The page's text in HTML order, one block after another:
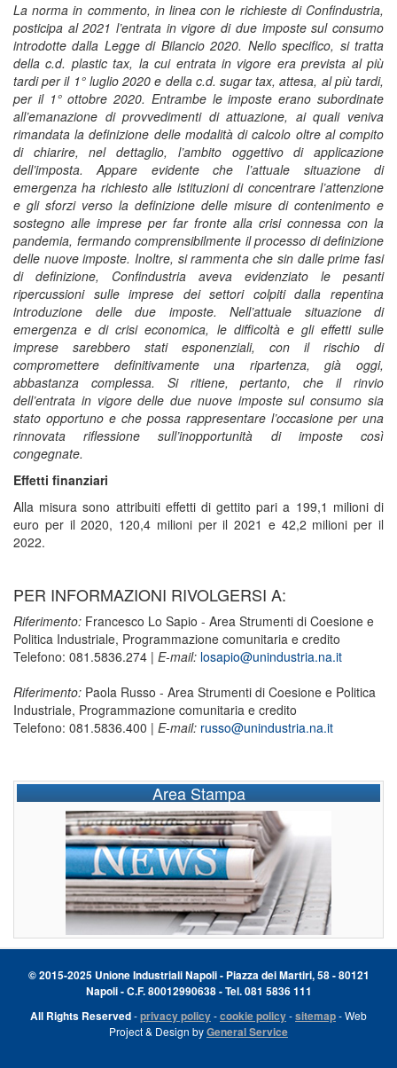
La norma in commento, in linea con le richieste di Confindustria,
posticipa al 2021 l’entrata in vigore di due imposte sul consumo
introdotte dalla Legge di Bilancio 2020. Nello specifico, si tratta
della c.d. plastic tax, la cui entrata in vigore era prevista al più
tardi per il 1° luglio 2020 e della c.d. sugar tax, attesa, al più tardi,
per il 1° ottobre 2020. Entrambe le imposte erano subordinate
all’emanazione di provvedimenti di attuazione, ai quali veniva
rimandata la definizione delle modalità di calcolo oltre al compito
di chiarire, nel dettaglio, l’ambito oggettivo di applicazione
dell’imposta. Appare evidente che l’attuale situazione di
emergenza ha richiesto alle istituzioni di concentrare l’attenzione
e gli sforzi verso la definizione delle misure di contenimento e
sostegno alle imprese per far fronte alla crisi connessa con la
pandemia, fermando comprensibilmente il processo di definizione
delle nuove imposte. Inoltre, si rammenta che sin dalle prime fasi
di definizione, Confindustria aveva evidenziato le pesanti
ripercussioni sulle imprese dei settori colpiti dalla repentina
introduzione delle due imposte. Nell’attuale situazione di
emergenza e di crisi economica, le difficoltà e gli effetti sulle
imprese sarebbero stati esponenziali, con il rischio di
compromettere definitivamente una ripartenza, già oggi,
abbastanza complessa. Si ritiene, pertanto, che il rinvio
dell’entrata in vigore delle due nuove imposte sul consumo sia
stato opportuno e che possa rappresentare l’occasione per una
rinnovata riflessione sull’inopportunità di imposte così
congegnate.
Effetti finanziari
Alla misura sono attribuiti effetti di gettito pari a 199,1 milioni di
euro per il 2020, 120,4 milioni per il 2021 e 42,2 milioni per il
2022.
PER INFORMAZIONI RIVOLGERSI A:
Riferimento: Francesco Lo Sapio - Area Strumenti di Coesione e
Politica Industriale, Programmazione comunitaria e credito
Telefono: 081.5836.274 | E-mail: losapio@unindustria.na.it
Riferimento: Paola Russo - Area Strumenti di Coesione e Politica
Industriale, Programmazione comunitaria e credito
Telefono: 081.5836.400 | E-mail: russo@unindustria.na.it
Area Stampa
© 2015-2025 Unione Industriali Napoli - Piazza dei Martiri, 58 - 80121
Napoli - C.F. 80012990638 - Tel. 081 5836 111
All Rights Reserved-privacy policy-cookie policy-sitemap- Web
Project & Design byGeneral Service